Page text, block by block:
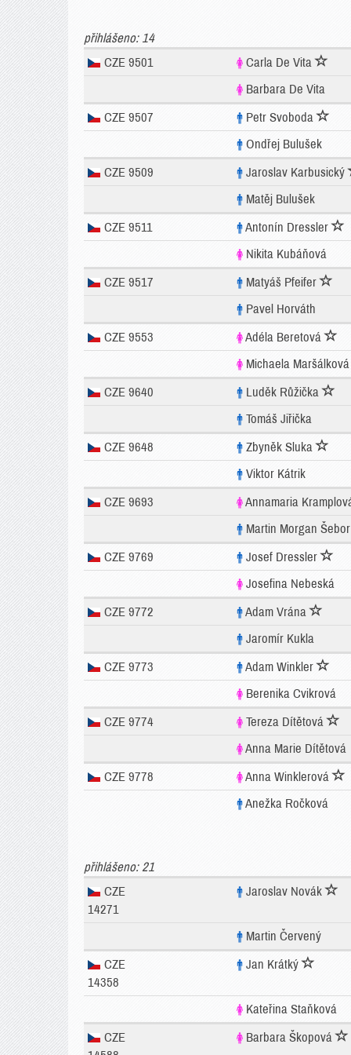
přihlášeno: 14
CZE 9501
Carla De Vita
Barbara De Vita
CZE 9507
Petr Svoboda
Ondřej Bulušek
CZE 9509
Jaroslav Karbusický
Matěj Bulušek
CZE 9511
Antonín Dressler
Nikita Kubáňová
CZE 9517
Matyáš Pfeifer
Pavel Horváth
CZE 9553
Adéla Beretová
Michaela Maršálková
CZE 9640
Luděk Růžička
Tomáš Jiřička
CZE 9648
Zbyněk Sluka
Viktor Kátrik
CZE 9693
Annamaria
Martin Morgan Šebor
CZE 9769
Josef Dressler
Josefina Nebeská
CZE 9772
Adam Vrána
Jaromír Kukla
CZE 9773
Adam Winkler
Berenika Cvikrová
CZE 9774
Tereza Dítětová
Anna Marie Dítětová
CZE 9778
Anna Winklerová
Anežka Ročková
přihlášeno: 21
CZE
14271
Jaroslav Novák
Martin Červený
CZE
14358
Jan Krátký
Kateřina Staňková
CZE
Barbara Škopová